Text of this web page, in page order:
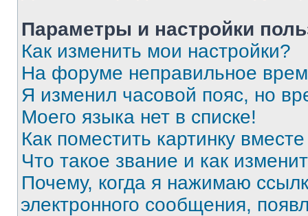
Параметры и настройки
Как изменить мои настройки?
На форуме неправильное
Я изменил часовой пояс, но
Моего языка нет в списке!
Как поместить картинку
Что такое звание и как
Почему, когда я нажимаю
электронного сообщения,